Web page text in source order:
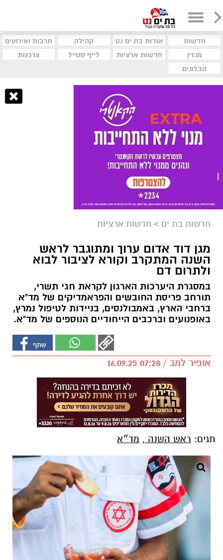
חדשות אודות בת ים נט קהילה
תרבות ואירועים
מגזין
חדשות ארציות לייף סטייל
צרכנות
הבלוגים
חדשות בת ים > חדשות ארציות
מגן דוד אדום ערוך ומתוגבר לראש
השנה המתקרב וקורא לציבור לבוא
ולתרום דם
במסגרת היערכות הארגון לקראת חגי תשרי,
תורחב פריסת החובשים והפראמדיקים של מד"א
ברחבי הארץ, באמבולנסים, בניידות לטיפול נמרץ,
באופנועים וברכבים הייחודיים הנוספים של מד"א.
אופיר למב / 07:28 16.09.25
תגים: ראש השנה , מד״א